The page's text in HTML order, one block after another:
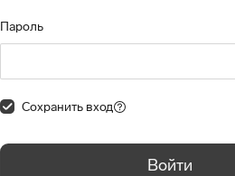
Пароль
Сохранить вход
Войти